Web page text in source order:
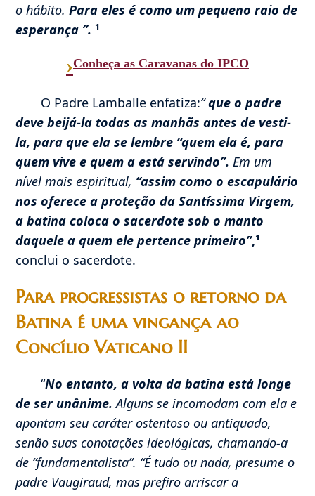
o hábito.Para eles é como um pequeno raio de
esperança ”. ¹
›Conheça as Caravanas do IPCO
O Padre Lamballe enfatiza:“que o padre
deve beijá-la todas as manhãs antes de vesti-
la, para que ela se lembre “quem ela é, para
quem vive e quem a está servindo”. Em um
nível mais espiritual, “assim como o escapulário
nos oferece a proteção da Santíssima Virgem,
a batina coloca o sacerdote sob o manto
daquele a quem ele pertence primeiro”,¹
conclui o sacerdote.
Para progressistas o retorno da
Batina é uma vingança ao
Concílio Vaticano II
“No entanto, a volta da batina está longe
de ser unânime. Alguns se incomodam com ela e
apontam seu caráter ostentoso ou antiquado,
senão suas conotações ideológicas, chamando-a
de “fundamentalista”. “É tudo ou nada, presume o
padre Vaugiraud, mas prefiro arriscar a